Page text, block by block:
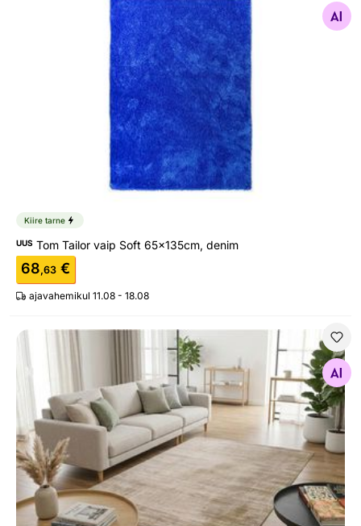
Kiire tarne
UUS Tom Tailor vaip Soft 65x135cm, denim
68,63 €
ajavahemikul 11.08 - 18.08
Viskoosvaip Shine 65x135 cm
Otsi sarnaseid